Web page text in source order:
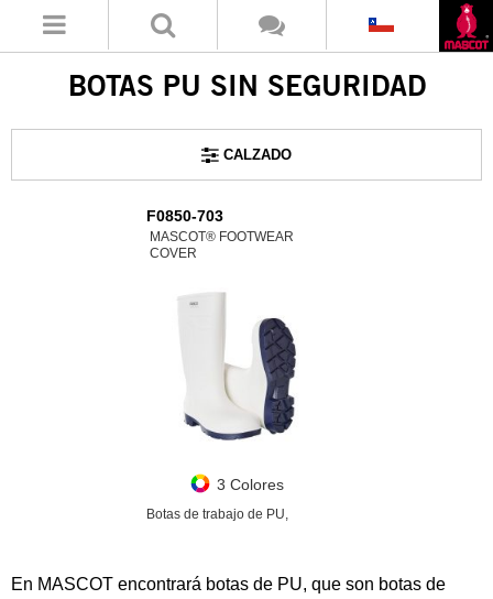
BOTAS PU SIN SEGURIDAD
CALZADO
F0850-703
MASCOT® FOOTWEAR
COVER
3 Colores
Botas de trabajo de PU,
En MASCOT encontrará botas de PU, que son botas de